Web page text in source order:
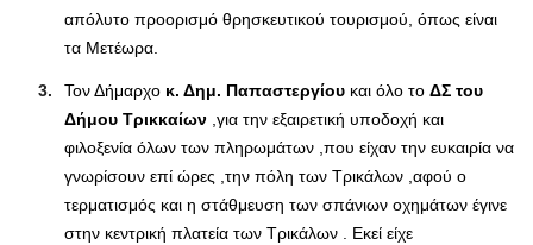
απόλυτο προορισμό θρησκευτικού τουρισμού, όπως είναι
τα Μετέωρα.
Τον Δήμαρχο κ. Δημ. Παπαστεργίου και όλο το ΔΣ του
Δήμου Τρικκαίων ,για την εξαιρετική υποδοχή και
φιλοξενία όλων των πληρωμάτων ,που είχαν την ευκαιρία να
γνωρίσουν επί ώρες ,την πόλη των Τρικάλων ,αφού ο
τερματισμός και η στάθμευση των σπάνιων οχημάτων έγινε
στην κεντρική πλατεία των Τρικάλων . Εκεί είχε